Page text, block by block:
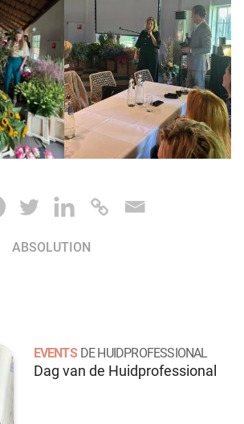
ABSOLUTION
EVENTS DE HUIDPROFESSIONAL
Dag van de Huidprofessional